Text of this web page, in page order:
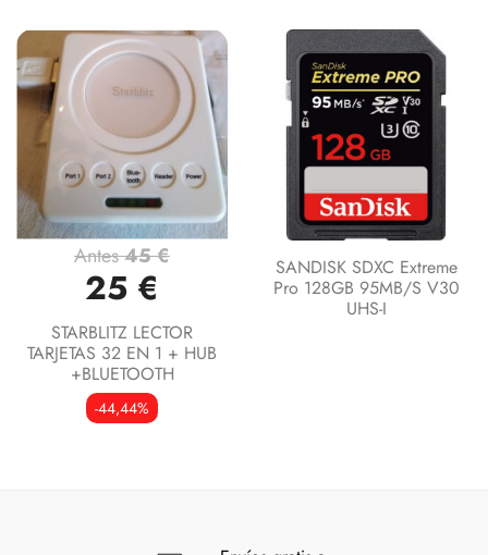
Antes45 €
25 €
STARBLITZ LECTOR
TARJETAS 32 EN 1 + HUB
+BLUETOOTH
-44,44%
SANDISK SDXC Extreme
Pro 128GB 95MB/s V30
UHS-I